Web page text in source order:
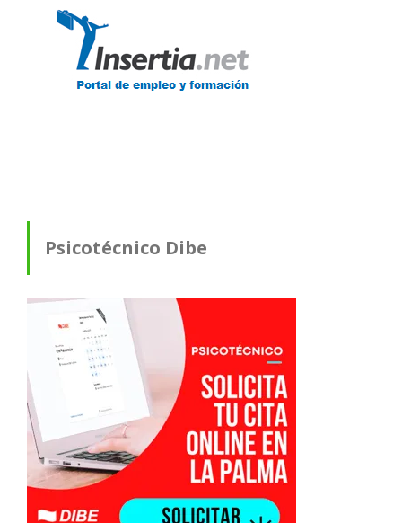
Psicotécnico Dibe